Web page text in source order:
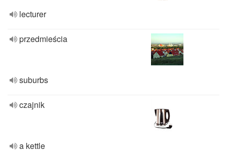
lecturer
przedmieścia
suburbs
czajnik
a kettle